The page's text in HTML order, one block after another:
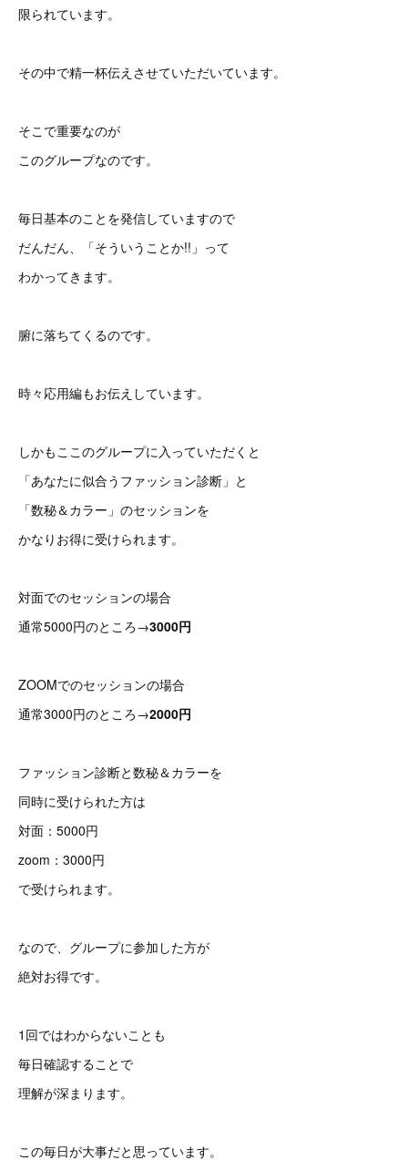
限られています。
その中で精一杯伝えさせていただいています。
そこで重要なのが
このグループなのです。
毎日基本のことを発信していますので
だんだん、「そういうことか!!」って
わかってきます。
腑に落ちてくるのです。
時々応用編もお伝えしています。
しかもここのグループに入っていただくと
「あなたに似合うファッション診断」と
「数秘＆カラー」のセッションを
かなりお得に受けられます。
対面でのセッションの場合
通常5000円のところ→3000円
ZOOMでのセッションの場合
通常3000円のところ→2000円
ファッション診断と数秘＆カラーを
同時に受けられた方は
対面：5000円
zoom：3000円
で受けられます。
なので、グループに参加した方が
絶対お得です。
1回ではわからないことも
毎日確認することで
理解が深まります。
この毎日が大事だと思っています。